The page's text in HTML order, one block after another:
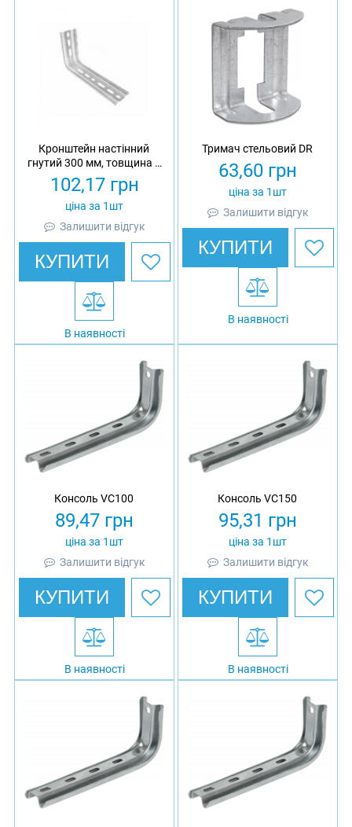
Кронштейн настінний
гнутий 300 мм, товщина 2
мм, гарячеоцинкований,
Eurotray
102,17грн
ціна за 1шт
Залишити відгук
КУПИТИ
В наявності
Тримач стельовий DR
63,60 грн
ціна за 1шт
Залишити відгук
КУПИТИ
В наявності
Консоль VC100
89,47 грн
ціна за 1шт
Залишити відгук
КУПИТИ
В наявності
Консоль VC150
95,31 грн
ціна за 1шт
Залишити відгук
КУПИТИ
В наявності